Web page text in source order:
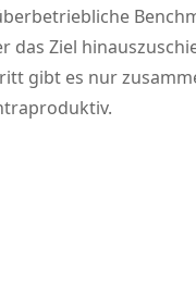
das Ziel
gibt es nur